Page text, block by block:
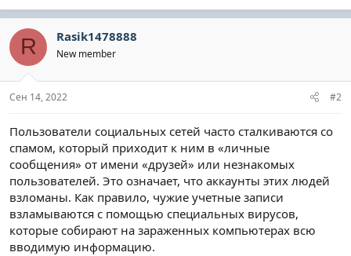
R Rasik1478888
New member
Сен 14, 2022 #2
Пользователи социальных сетей часто сталкиваются со
спамом, который приходит к ним в «личные
сообщения» от имени «друзей» или незнакомых
пользователей. Это означает, что аккаунты этих людей
взломаны. Как правило, чужие учетные записи
взламываются с помощью специальных вирусов,
которые собирают на зараженных компьютерах всю
вводимую информацию.